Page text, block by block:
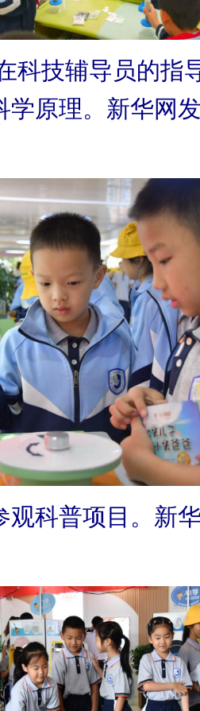
科技辅导员的指
学原理。新华网
观科普项目。新